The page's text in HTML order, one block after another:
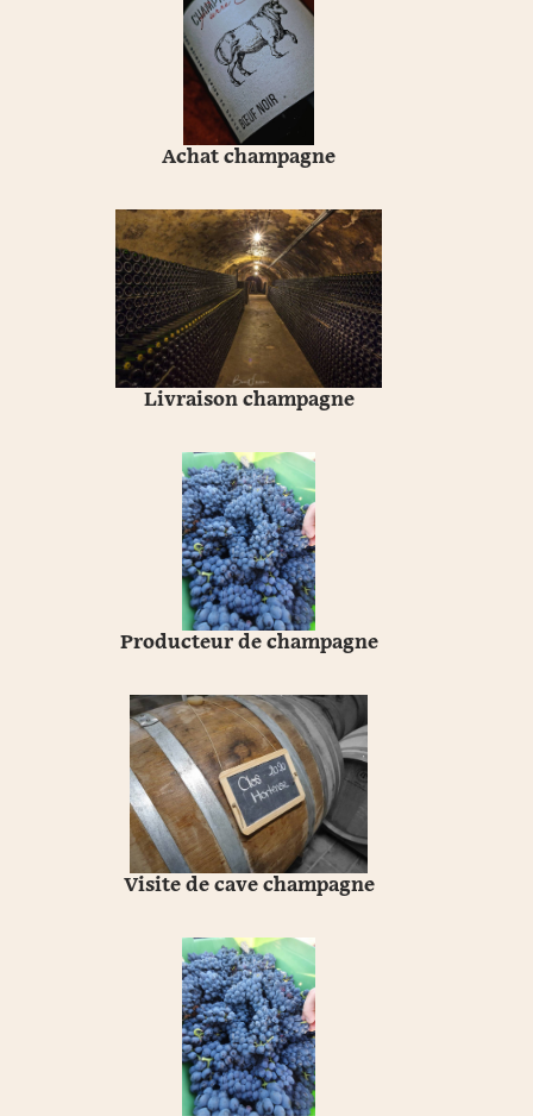
Achat champagne
Livraison champagne
Producteur de champagne
Visite de cave champagne